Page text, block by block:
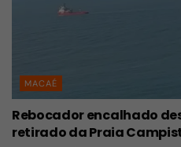
MACAÉ
Rebocador encalhado
retirado da Praia